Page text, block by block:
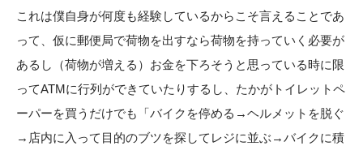
これは僕自身が何度も経験しているからこそ言えることであ
って、仮に郵便局で荷物を出すなら荷物を持っていく必要が
あるし（荷物が増える）お金を下ろそうと思っている時に限
ってATMに行列ができていたりするし、たかがトイレットペ
ーパーを買うだけでも「バイクを停める→ヘルメットを脱ぐ
→店内に入って目的のブツを探してレジに並ぶ→バイクに積